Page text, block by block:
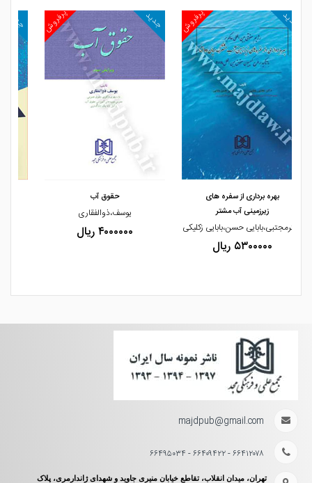
پرفروش
مشاهده و خرید
زکلیکی
پرفروش جدید
مشاهده و خرید
حقوق آب
یوسف،ذوالفقاری
۴۰۰۰۰۰۰ ریال
پرفروش جدید
امنیت آب در حقوق بین الملل
مهناز،رشیدی
۶۴۰۰۰۰۰ ریال
majdpub@gmail.com
۶۶۴۱۲۰۷۸ - ۶۶۴۰۹۴۲۲ - ۶۶۴۹۵۰۳۴
تهران، میدان انقلاب، تقاطع خیابان منیری جاوید و شهدای ژاندارمری، پلاک